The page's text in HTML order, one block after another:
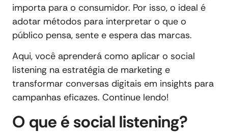
importa para o consumidor. Por isso, o ideal é
adotar métodos para interpretar o que o
público pensa, sente e espera das marcas.
Aqui, você aprenderá como aplicar o social
listening na estratégia de marketing e
transformar conversas digitais em insights para
campanhas eficazes. Continue lendo!
O que é social listening?